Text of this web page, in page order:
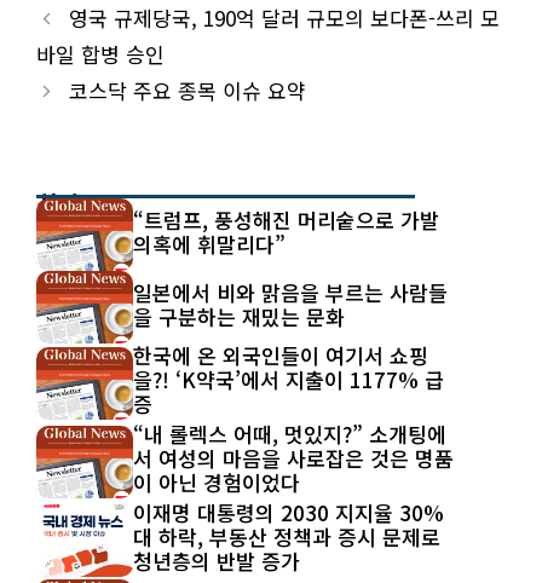
영국 규제당국, 190억 달러 규모의 보다폰-쓰리 모
바일 합병 승인
코스닥 주요 종목 이슈 요약
최신 글
“트럼프, 풍성해진 머리숱으로 가발
의혹에 휘말리다”
일본에서 비와 맑음을 부르는 사람들
을 구분하는 재밌는 문화
한국에 온 외국인들이 여기서 쇼핑
을?! ‘K약국’에서 지출이 1177% 급
증
“내 롤렉스 어때, 멋있지?” 소개팅에
서 여성의 마음을 사로잡은 것은 명품
이 아닌 경험이었다
이재명 대통령의 2030 지지율 30%
대 하락, 부동산 정책과 증시 문제로
청년층의 반발 증가